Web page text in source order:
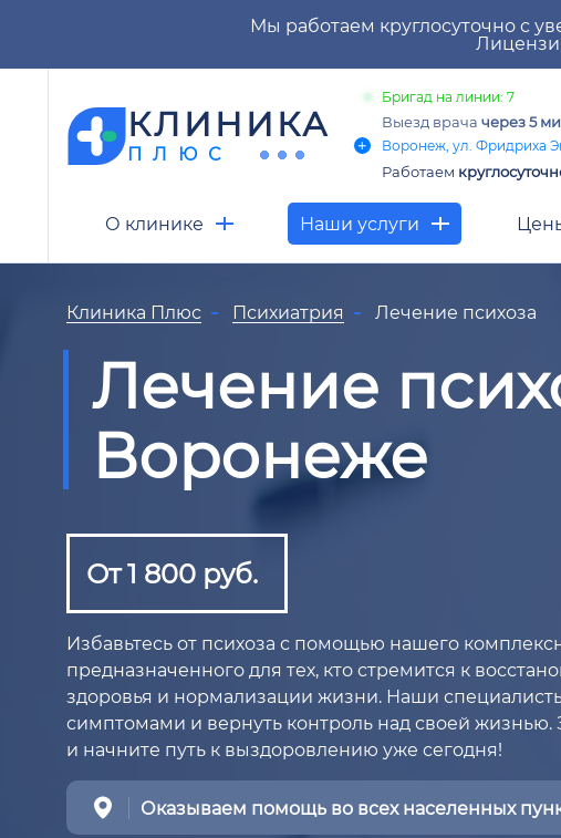
Мы работаем круглосуточно с
КЛИНИКА
ПЛЮС
Бригад на линии: 7
Выезд врачачерез 5
Воронеж, ул. Фридриха
Работаем
О клинике Наши услуги
Клиника Плюс Психиатрия Лечение психоза
Лечение
Воронеже
От 1 800 руб.
Избавьтесь от психоза с помощью нашего
предназначенного для тех, кто стремится к
здоровья и нормализации жизни. Наши
симптомами и вернуть контроль над своей жизнью.
и начните путь к выздоровлению уже сегодня!
Оказываем помощь во всех населенных